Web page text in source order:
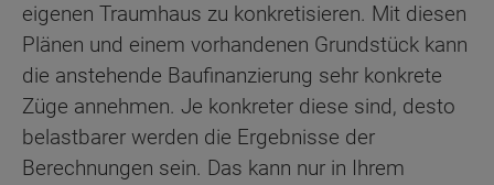
eigenen Traumhaus zu konkretisieren. Mit diesen
Plänen und einem vorhandenen Grundstück kann
die anstehende Baufinanzierung sehr konkrete
Züge annehmen. Je konkreter diese sind, desto
belastbarer werden die Ergebnisse der
Berechnungen sein. Das kann nur in Ihrem